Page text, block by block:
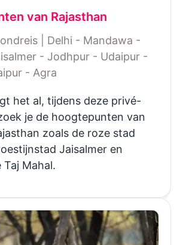
van Rajasthan
| Delhi - Mandawa -
- Jodhpur - Udaipur -
- Agra
het al, tijdens deze privé-
je de hoogtepunten van
zoals de roze stad
Jaisalmer en
Mahal.